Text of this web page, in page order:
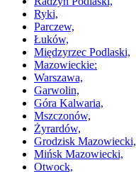
Ryki,
Parczew,
Łuków,
Międzyrzec Podlaski,
Mazowieckie:
Warszawa,
Garwolin,
Góra Kalwaria,
Mszczonów,
Żyrardów,
Grodzisk Mazowiecki,
Mińsk Mazowiecki,
Otwock,